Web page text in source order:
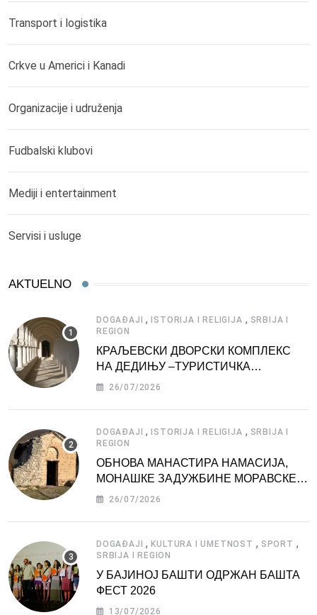
Transport i logistika
Crkve u Americi i Kanadi
Organizacije i udruženja
Fudbalski klubovi
Mediji i entertainment
Servisi i usluge
AKTUELNO
DOGAĐAJI , ISTORIJA I RELIGIJA , SRBIJA I
REGION
КРАЉЕВСКИ ДВОРСКИ КОМПЛЕКС
НА ДЕДИЊУ –ТУРИСТИЧКА
АТРАКЦИЈА
26/07/2026
DOGAĐAJI , ISTORIJA I RELIGIJA , SRBIJA I
REGION
ОБНОВА МАНАСТИРА НАМАСИЈА,
МОНАШКЕ ЗАДУЖБИНЕ МОРАВСКЕ
СРБИЈЕ
26/07/2026
DOGAĐAJI ,KULTURA I UMETNOST , SPORT ,
SRBIJA I REGION
У БАЈИНОЈ БАШТИ ОДРЖАН БАШТА
ФЕСТ 2026
13/07/2026